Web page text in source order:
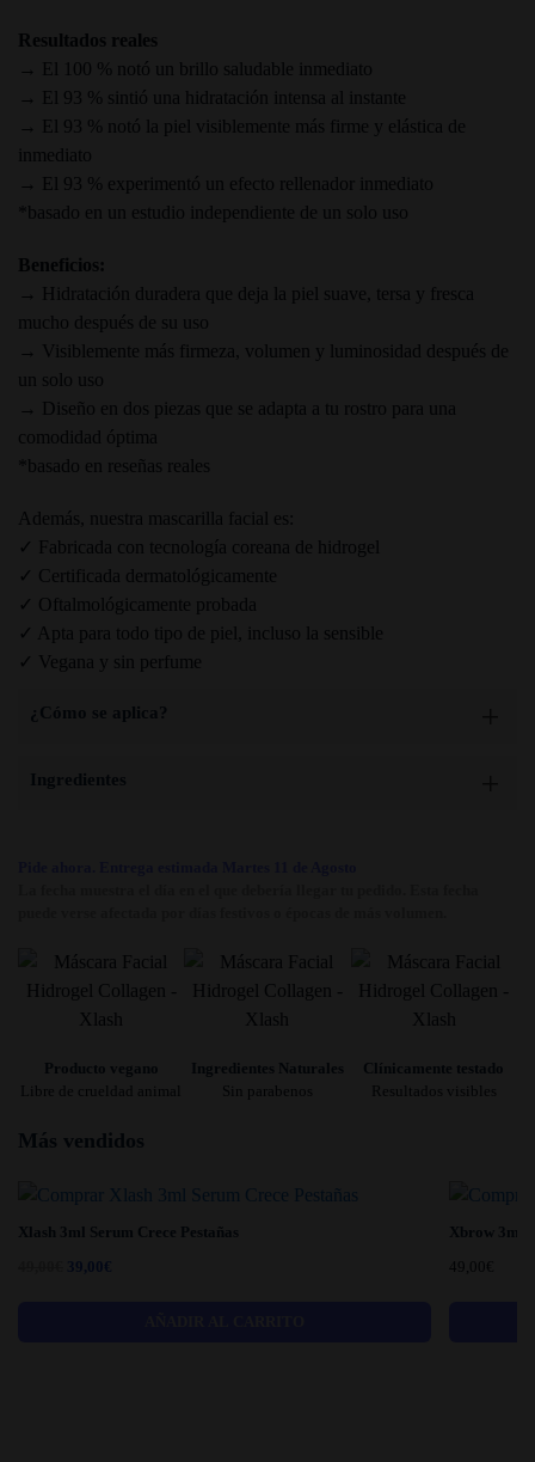
Resultados reales
→ El 100 % notó un brillo saludable inmediato
→ El 93 % sintió una hidratación intensa al instante
→ El 93 % notó la piel visiblemente más firme y elástica de
inmediato
→ El 93 % experimentó un efecto rellenador inmediato
*basado en un estudio independiente de un solo uso
Beneficios:
→ Hidratación duradera que deja la piel suave, tersa y fresca
mucho después de su uso
→ Visiblemente más firmeza, volumen y luminosidad después de
un solo uso
→ Diseño en dos piezas que se adapta a tu rostro para una
comodidad óptima
*basado en reseñas reales
Además, nuestra mascarilla facial es:
✓ Fabricada con tecnología coreana de hidrogel
✓ Certificada dermatológicamente
✓ Oftalmológicamente probada
✓ Apta para todo tipo de piel, incluso la sensible
✓ Vegana y sin perfume
¿Cómo se aplica?
Ingredientes
Producto vegano
Libre de crueldad animal
Ingredientes Naturales
Sin parabenos
Clínicamente testado
Resultados visibles
Más vendidos
Xlash 3ml Serum Crece Pestañas
El
39,00€
Xbrow 3ml
49,00€